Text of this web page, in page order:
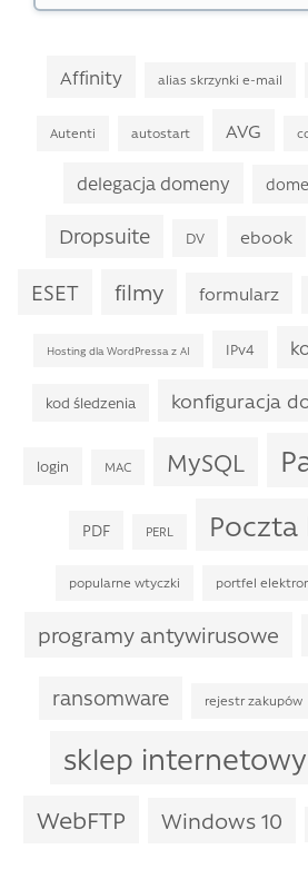
Affinity alias skrzynki e-mail
Autenti autostart AVG
delegacja domeny
Dropsuite DV ebook
ESET filmy formularz
Hosting dla WordPressa z AI IPv4
kod śledzenia konfiguracja
login MAC MySQL
PDF PERL Poczta
popularne wtyczki portfel
programy antywirusowe
ransomware rejestr zakupów
sklep internetowy
WebFTP Windows 10